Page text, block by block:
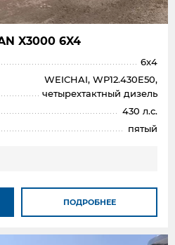
X3000 6X4
6x4
WEICHAI, WP12.430E50,
четырехтактный дизель
430 л.с.
пятый
ПОДРОБНЕЕ